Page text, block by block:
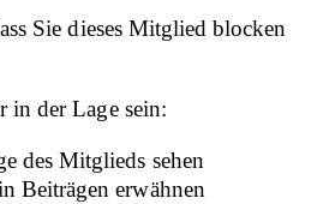
Sie dieses Mitglied blocken
in der Lage sein:
des Mitglieds sehen
Beiträgen erwähnen